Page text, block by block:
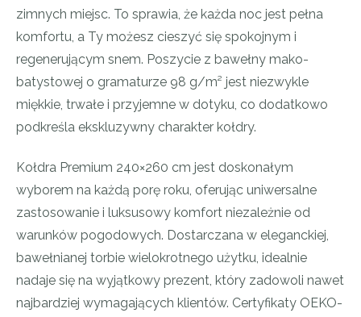
zimnych miejsc. To sprawia, że każda noc jest pełna
komfortu, a Ty możesz cieszyć się spokojnym i
regenerującym snem. Poszycie z bawełny mako-
batystowej o gramaturze 98 g/m² jest niezwykle
miękkie, trwałe i przyjemne w dotyku, co dodatkowo
podkreśla ekskluzywny charakter kołdry.
Kołdra Premium 240×260 cm jest doskonałym
wyborem na każdą porę roku, oferując uniwersalne
zastosowanie i luksusowy komfort niezależnie od
warunków pogodowych. Dostarczana w eleganckiej,
bawełnianej torbie wielokrotnego użytku, idealnie
nadaje się na wyjątkowy prezent, który zadowoli nawet
najbardziej wymagających klientów. Certyfikaty OEKO-